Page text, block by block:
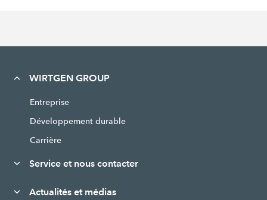
WIRTGEN GROUP
Entreprise
Développement durable
Carrière
Service et nous contacter
Actualités et médias